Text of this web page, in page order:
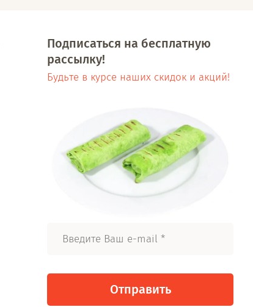
Подписаться на бесплатную
рассылку!
Будьте в курсе наших скидок и акций!
Отправить